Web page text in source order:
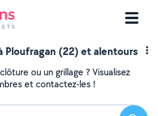
Ploufragan (22) et alentours
ou un grillage ? Visualisez
et contactez-les !